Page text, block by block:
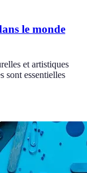
le monde
et artistiques
sont essentielles